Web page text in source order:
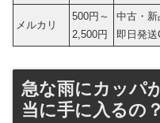
メルカリ
500円～
2,500円
中古・新
即日発送
急な雨にカッパ
当に手に入るの？